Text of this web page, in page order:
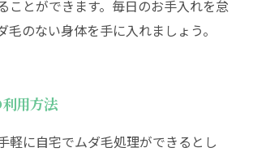
ことができます。毎日のお手入れを怠
毛のない身体を手に入れましょう。
用方法
軽に自宅でムダ毛処理ができるとし